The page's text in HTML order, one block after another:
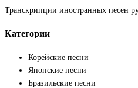
Транскрипции иностранных песен
Категории
Корейские песни
Японские песни
Бразильские песни